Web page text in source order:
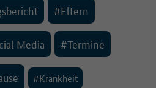
#Eltern
Media #Termine
#Krankheit